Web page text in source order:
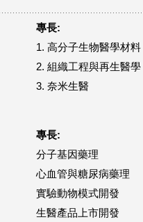
專長:
1. 高分子生物醫學材料
2. 組織工程與再生醫學
3. 奈米生醫
專長:
分子基因藥理
心血管與糖尿病藥理
實驗動物模式開發
生醫產品上市開發